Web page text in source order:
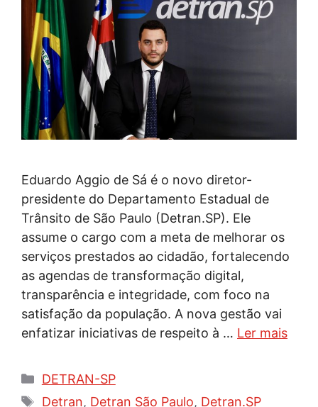
Eduardo Aggio de Sá é o novo diretor-
presidente do Departamento Estadual de
Trânsito de São Paulo (Detran.SP). Ele
assume o cargo com a meta de melhorar os
serviços prestados ao cidadão, fortalecendo
as agendas de transformação digital,
transparência e integridade, com foco na
satisfação da população. A nova gestão vai
enfatizar iniciativas de respeito à … Ler mais
Categorias
DETRAN-SP
Tags
Detran, Detran São Paulo, Detran.SP